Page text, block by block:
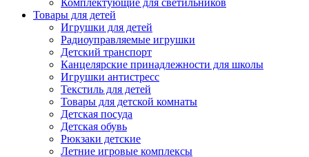
Комплектующие для светильников
Товары для детей
Игрушки для детей
Радиоуправляемые игрушки
Детский транспорт
Канцелярские принадлежности для школы
Игрушки антистресс
Текстиль для детей
Товары для детской комнаты
Детская посуда
Детская обувь
Рюкзаки детские
Летние игровые комплексы